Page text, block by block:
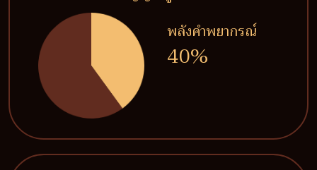
พลังคำพยากรณ์
40%